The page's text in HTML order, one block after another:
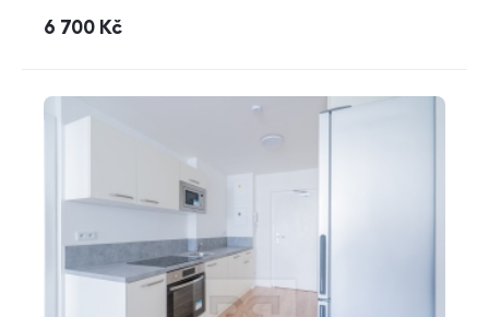
cena
6 700 Kč